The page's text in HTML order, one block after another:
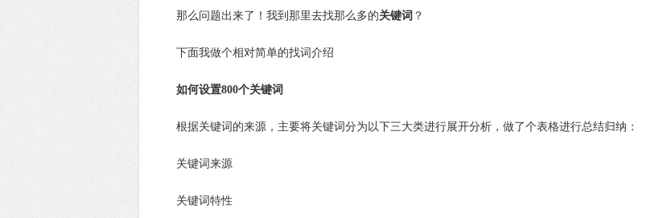
那么问题出来了！我到那里去找那么多的关键词 ？
下面我做个相对简单的找词介绍
如何设置800个关键词
根据关键词的来源，主要将关键词分为以下三大类进行展开分析，做了个表格进行总结归纳：
关键词来源
关键词特性